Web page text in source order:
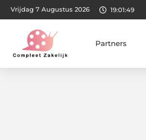
Vrijdag 7 Augustus 2026 19:01:50
Partners